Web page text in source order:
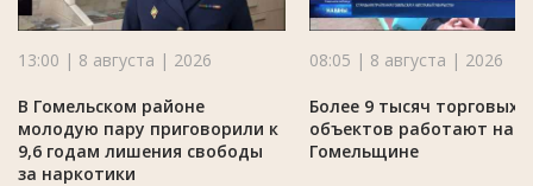
13:00 | 8 августа | 2026
В Гомельском районе
молодую пару приговорили к
9,6 годам лишения свободы
за наркотики
08:05 | 8 августа | 2026
Более 9 тысяч торговых
объектов работают на
Гомельщине